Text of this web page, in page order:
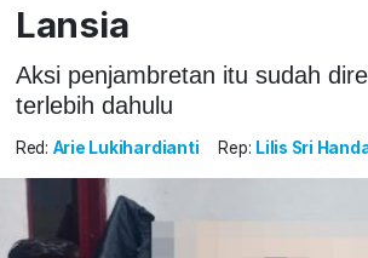
Lansia
Aksi penjambretan itu sudah
terlebih dahulu
Red: Arie Lukihardianti Rep: Lilis Sri